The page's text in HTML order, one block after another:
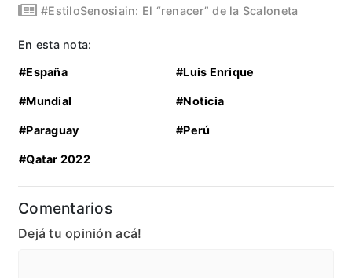
#EstiloSenosiain: El “renacer” de la Scaloneta
En esta nota:
#España #Luis Enrique
#Mundial #Noticia
#Paraguay #Perú
#Qatar 2022
Comentarios
Dejá tu opinión acá!